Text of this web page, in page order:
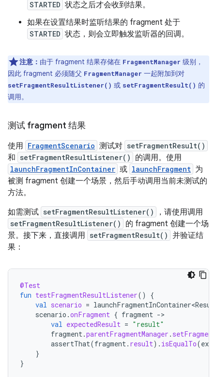
STARTED 状态之后才会收到结果。
如果在设置结果时监听结果的 fragment 处于
STARTED 状态，则会立即触发监听器的回调。
注意： 由于 fragment 结果存储在 FragmentManager 级别，
因此 fragment 必须随父 FragmentManager 一起附加到对
setFragmentResultListener() 或 setFragmentResult() 的
调用。
测试 fragment 结果
使用 FragmentScenario 测试对 setFragmentResult()
和 setFragmentResultListener() 的调用。使用
launchFragmentInContainer 或 launchFragment 为
被测 fragment 创建一个场景，然后手动调用当前未测试的
方法。
如需测试 setFragmentResultListener() ，请使用调用
setFragmentResultListener()
的 fragment 创建一个场
景。接下来，直接调用 setFragmentResult() 并验证结
果：
@Test
fun testFragmentResultListener()
{
val scenario =
scenario .onFragment { fragment -
val expectedResult = "result"
fragment.parentFragmentManager .
assertThat(fragment. result). isEqualTo(
}
}